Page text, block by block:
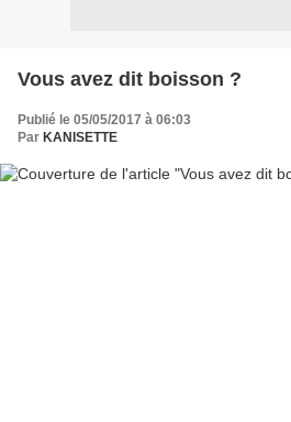
Vous avez dit boisson ?
Publié le 05/05/2017 à 06:03
Par KANISETTE